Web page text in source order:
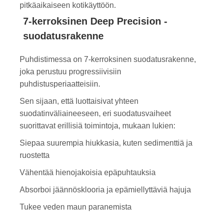
pitkäaikaiseen kotikäyttöön.
7-kerroksinen Deep Precision -
suodatusrakenne
Puhdistimessa on 7-kerroksinen suodatusrakenne,
joka perustuu progressiivisiin
puhdistusperiaatteisiin.
Sen sijaan, että luottaisivat yhteen
suodatinväliaineeseen, eri suodatusvaiheet
suorittavat erillisiä toimintoja, mukaan lukien:
Siepaa suurempia hiukkasia, kuten sedimenttiä ja
ruostetta
Vähentää hienojakoisia epäpuhtauksia
Absorboi jäännösklooria ja epämiellyttäviä hajuja
Tukee veden maun paranemista